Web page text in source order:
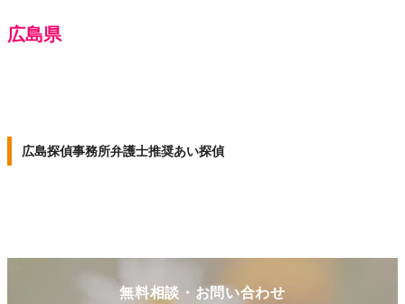
広島県
広島探偵事務所弁護士推奨あい探偵
無料相談・お問い合わせ